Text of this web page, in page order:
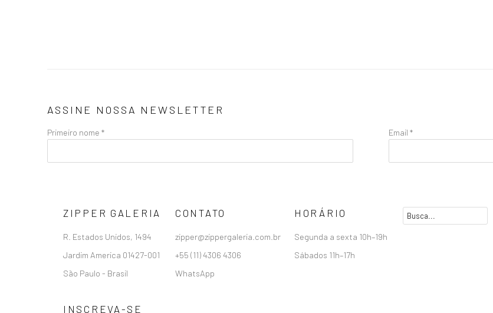
ASSINE NOSSA NEWSLETTER
Primeiro nome * Email *
ZIPPER GALERIA
R. Estados Unidos, 1494
Jardim America 01427-001
São Paulo - Brasil
INSCREVA-SE
CONTATO
zipper@zippergaleria.com.br
+55 (11) 4306 4306
WhatsApp
HORÁRIO
Segunda a sexta 10h–19h
Sábados 11h–17h